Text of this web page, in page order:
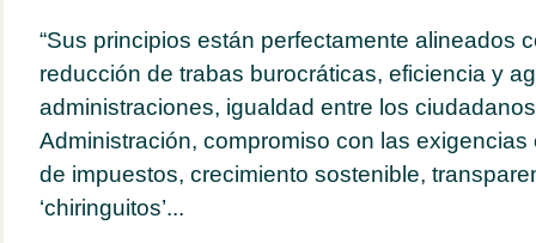
“Sus principios están perfectamente alineados
reducción de trabas burocráticas, eficiencia y
administraciones, igualdad entre los
Administración, compromiso con las
de impuestos, crecimiento sostenible,
‘chiringuitos’...